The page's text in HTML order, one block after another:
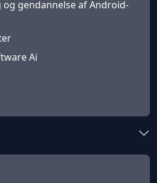
gendannelse af Android-
Ai